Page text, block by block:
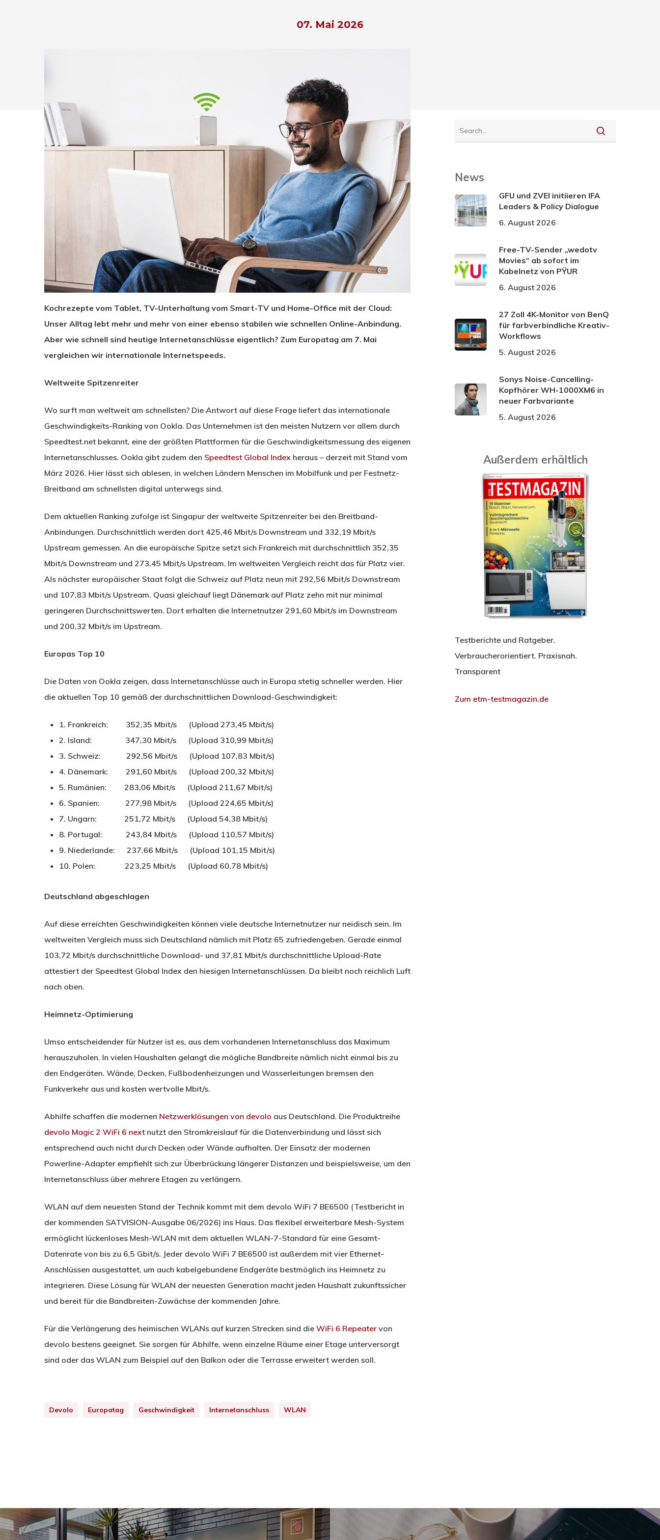
Drücken Sie Enter zum Suchen oder ESC zum Schließen.
07. Mai 2026
Kochrezepte vom Tablet, TV-Unterhaltung vom Smart-TV und Home-Office mit der Cloud:
Unser Alltag lebt mehr und mehr von einer ebenso stabilen wie schnellen Online-Anbindung.
Aber wie schnell sind heutige Internetanschlüsse eigentlich? Zum Europatag am 7. Mai
vergleichen wir internationale Internetspeeds.
Weltweite Spitzenreiter
Wo surft man weltweit am schnellsten? Die Antwort auf diese Frage liefert das internationale
Geschwindigkeits-Ranking von Ookla. Das Unternehmen ist den meisten Nutzern vor allem durch
Speedtest.net bekannt, eine der größten Plattformen für die Geschwindigkeitsmessung des eigenen
Internetanschlusses. Ookla gibt zudem den Speedtest Global Index heraus – derzeit mit Stand vom
März 2026. Hier lässt sich ablesen, in welchen Ländern Menschen im Mobilfunk und per Festnetz-
Breitband am schnellsten digital unterwegs sind.
Dem aktuellen Ranking zufolge ist Singapur der weltweite Spitzenreiter bei den Breitband-
Anbindungen. Durchschnittlich werden dort 425,46 Mbit/s Downstream und 332,19 Mbit/s
Upstream gemessen. An die europäische Spitze setzt sich Frankreich mit durchschnittlich 352,35
Mbit/s Downstream und 273,45 Mbit/s Upstream. Im weltweiten Vergleich reicht das für Platz vier.
Als nächster europäischer Staat folgt die Schweiz auf Platz neun mit 292,56 Mbit/s Downstream
und 107,83 Mbit/s Upstream. Quasi gleichauf liegt Dänemark auf Platz zehn mit nur minimal
geringeren Durchschnittswerten. Dort erhalten die Internetnutzer 291,60 Mbit/s im Downstream
und 200,32 Mbit/s im Upstream.
Europas Top 10
Die Daten von Ookla zeigen, dass Internetanschlüsse auch in Europa stetig schneller werden. Hier
die aktuellen Top 10 gemäß der durchschnittlichen Download-Geschwindigkeit:
1. Frankreich: 352,35 Mbit/s (Upload 273,45 Mbit/s)
2. Island: 347,30 Mbit/s (Upload 310,99 Mbit/s)
3. Schweiz: 292,56 Mbit/s (Upload 107,83 Mbit/s)
4. Dänemark: 291,60 Mbit/s (Upload 200,32 Mbit/s)
5. Rumänien: 283,06 Mbit/s (Upload 211,67 Mbit/s)
6. Spanien: 277,98 Mbit/s (Upload 224,65 Mbit/s)
7. Ungarn: 251,72 Mbit/s (Upload 54,38 Mbit/s)
8. Portugal: 243,84 Mbit/s (Upload 110,57 Mbit/s)
9. Niederlande: 237,66 Mbit/s (Upload 101,15 Mbit/s)
10. Polen: 223,25 Mbit/s (Upload 60,78 Mbit/s)
Deutschland abgeschlagen
Auf diese erreichten Geschwindigkeiten können viele deutsche Internetnutzer nur neidisch sein. Im
weltweiten Vergleich muss sich Deutschland nämlich mit Platz 65 zufriedengeben. Gerade einmal
103,72 Mbit/s durchschnittliche Download- und 37,81 Mbit/s durchschnittliche Upload-Rate
attestiert der Speedtest Global Index den hiesigen Internetanschlüssen. Da bleibt noch reichlich Luft
nach oben.
Heimnetz-Optimierung
Umso entscheidender für Nutzer ist es, aus dem vorhandenen Internetanschluss das Maximum
herauszuholen. In vielen Haushalten gelangt die mögliche Bandbreite nämlich nicht einmal bis zu
den Endgeräten. Wände, Decken, Fußbodenheizungen und Wasserleitungen bremsen den
Funkverkehr aus und kosten wertvolle Mbit/s.
Abhilfe schaffen die modernen Netzwerklösungen von devolo aus Deutschland. Die Produktreihe
devolo Magic 2 WiFi 6 next nutzt den Stromkreislauf für die Datenverbindung und lässt sich
entsprechend auch nicht durch Decken oder Wände aufhalten. Der Einsatz der modernen
Powerline-Adapter empfiehlt sich zur Überbrückung längerer Distanzen und beispielsweise, um den
Internetanschluss über mehrere Etagen zu verlängern.
WLAN auf dem neuesten Stand der Technik kommt mit dem devolo WiFi 7 BE6500 (Testbericht in
der kommenden SATVISION-Ausgabe 06/2026) ins Haus. Das flexibel erweiterbare Mesh-System
ermöglicht lückenloses Mesh-WLAN mit dem aktuellen WLAN-7-Standard für eine Gesamt-
Datenrate von bis zu 6,5 Gbit/s. Jeder devolo WiFi 7 BE6500 ist außerdem mit vier Ethernet-
Anschlüssen ausgestattet, um auch kabelgebundene Endgeräte bestmöglich ins Heimnetz zu
integrieren. Diese Lösung für WLAN der neuesten Generation macht jeden Haushalt zukunftssicher
und bereit für die Bandbreiten-Zuwächse der kommenden Jahre.
Für die Verlängerung des heimischen WLANs auf kurzen Strecken sind die WiFi 6 Repeater von
devolo bestens geeignet. Sie sorgen für Abhilfe, wenn einzelne Räume einer Etage unterversorgt
sind oder das WLAN zum Beispiel auf den Balkon oder die Terrasse erweitert werden soll.
News
GFU und ZVEI initiieren IFA
Leaders & Policy Dialogue
6. August 2026
Free-TV-Sender „wedotv
Movies“ ab sofort im
Kabelnetz von PŸUR
6. August 2026
27 Zoll 4K-Monitor von BenQ
für farbverbindliche Kreativ-
Workflows
5. August 2026
Sonys Noise-Cancelling-
Kopfhörer WH-1000XM6 in
neuer Farbvariante
5. August 2026
Außerdem erhältlich
Testberichte und Ratgeber.
Verbraucherorientiert. Praxisnah.
Transparent
Zum etm-testmagazin.de
Devolo Europatag Geschwindigkeit Internetanschluss WLAN